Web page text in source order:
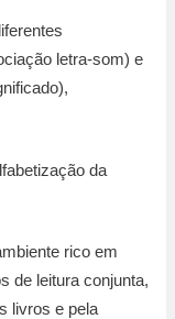
letra-som) e
da
rico em
de leitura conjunta,
livros e pela